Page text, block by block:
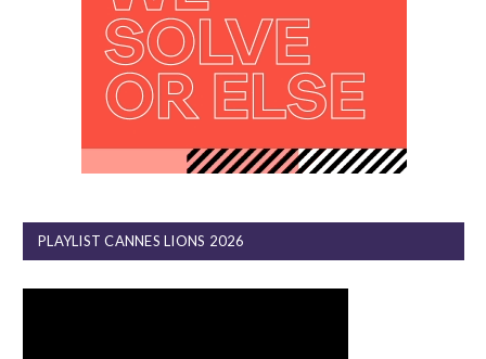
PLAYLIST CANNES LIONS 2026